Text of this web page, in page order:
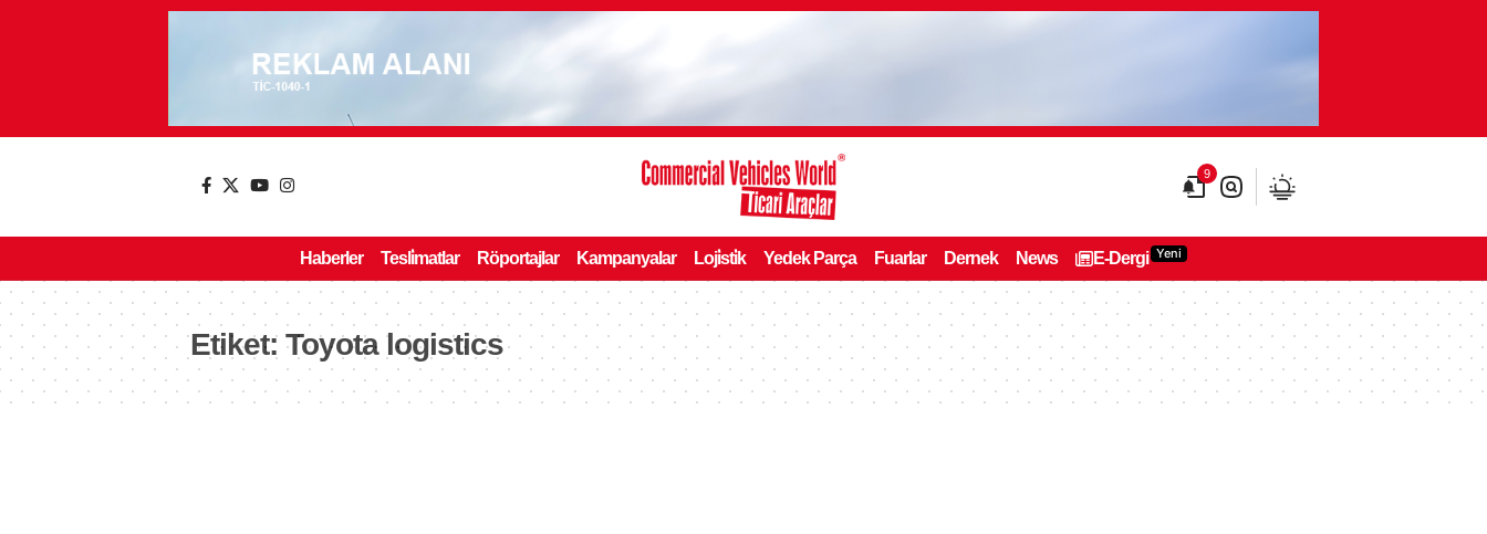
9
Haberler Tesli̇matlar Röportajlar Kampanyalar Loji̇sti̇k Yedek Parça Fuarlar Dernek News E-Dergi Yeni
Etiket:Toyota logistics